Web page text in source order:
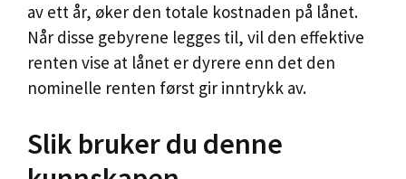
av ett år, øker den totale kostnaden på lånet.
Når disse gebyrene legges til, vil den effektive
renten vise at lånet er dyrere enn det den
nominelle renten først gir inntrykk av.
Slik bruker du denne